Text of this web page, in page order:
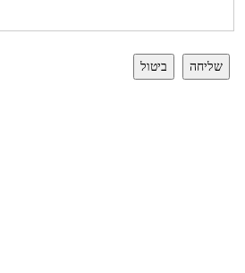
שליחה ביטול